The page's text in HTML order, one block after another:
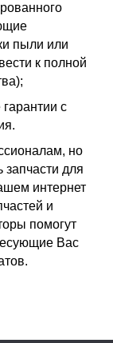
пыли или
к полной
с
но
запчасти для
интернет
и
помогут
Вас